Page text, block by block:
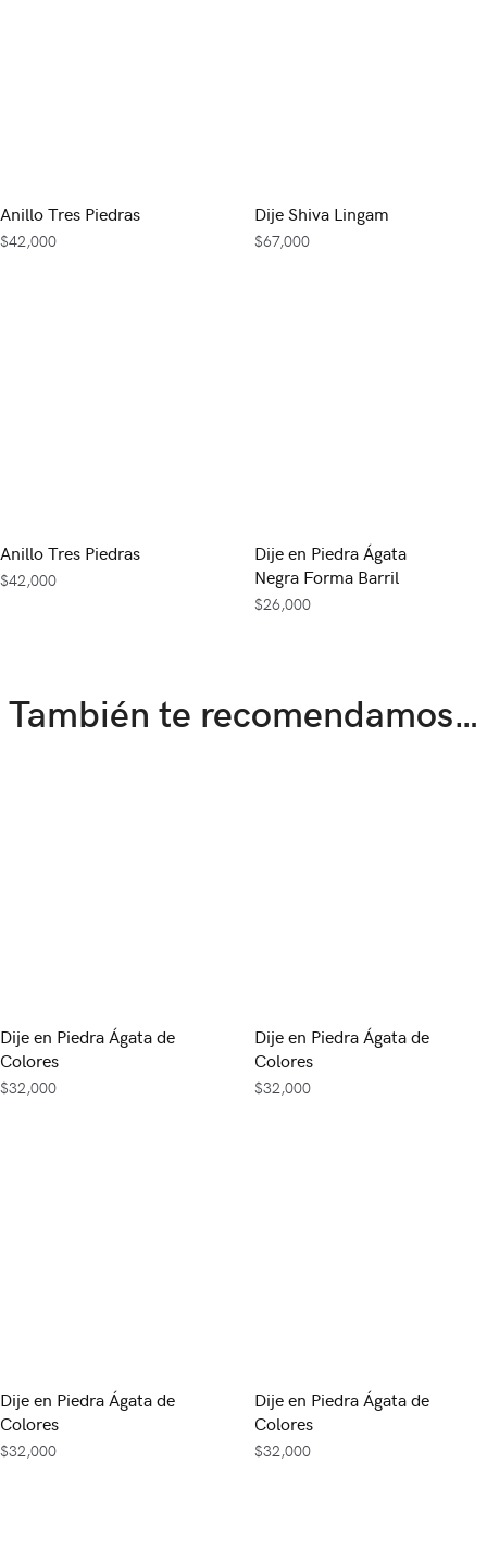
Anillo Tres Piedras
$42,000
Dije Shiva Lingam
$67,000
Anillo Tres Piedras
$42,000
Dije en Piedra Ágata
Negra Forma Barril
$26,000
También te recomendamos…
Dije en Piedra Ágata de
Colores
$32,000
Dije en Piedra Ágata de
Colores
$32,000
Dije en Piedra Ágata de
Colores
$32,000
Dije en Piedra Ágata de
Colores
$32,000